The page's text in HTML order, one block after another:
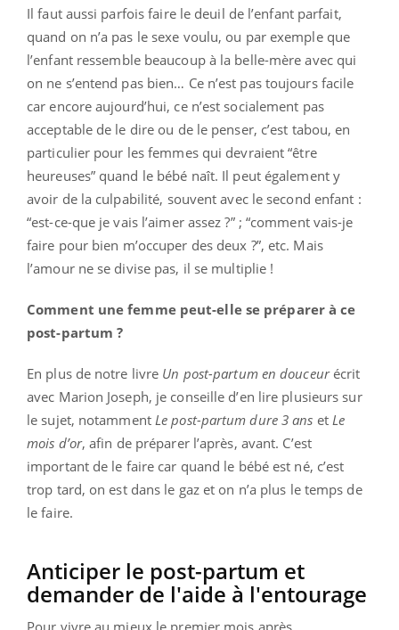
Il faut aussi parfois faire le deuil de l’enfant parfait,
quand on n’a pas le sexe voulu, ou par exemple que
l’enfant ressemble beaucoup à la belle-mère avec qui
on ne s’entend pas bien… Ce n’est pas toujours facile
car encore aujourd’hui, ce n’est socialement pas
acceptable de le dire ou de le penser, c’est tabou, en
particulier pour les femmes qui devraient “être
heureuses” quand le bébé naît. Il peut également y
avoir de la culpabilité, souvent avec le second enfant :
“est-ce-que je vais l’aimer assez ?” ; “comment vais-je
faire pour bien m’occuper des deux ?”, etc. Mais
l’amour ne se divise pas, il se multiplie !
Comment une femme peut-elle se préparer à ce
post-partum ?
En plus de notre livre Un post-partum en douceurécrit
avec Marion Joseph, je conseille d’en lire plusieurs sur
le sujet, notamment Le post-partum dure 3 ans et Le
mois d’or, afin de préparer l’après, avant. C’est
important de le faire car quand le bébé est né, c’est
trop tard, on est dans le gaz et on n’a plus le temps de
le faire.
Anticiper le post-partum et
demander de l'aide à l'entourage
Pour vivre au mieux le premier mois après